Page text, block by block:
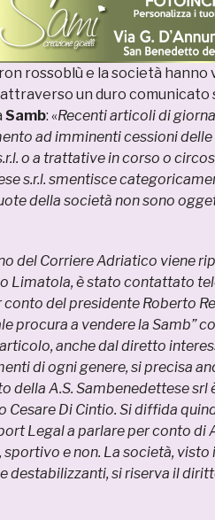
rossoblù e la società
un duro comunicato
Samb: «Recenti articoli di
ad imminenti cessioni delle
o a trattative in corso o
s.r.l. smentisce
della società non sono
del Corriere Adriatico viene
Limatola, è stato contattato
del presidente Roberto
procura a vendere la Samb”
anche dal diretto
di ogni genere, si precisa
della A.S. Sambenedettese srl
Cesare Di Cintio. Si diffida
Legal a parlare per conto di
e non. La società,
destabilizzanti, si riserva il